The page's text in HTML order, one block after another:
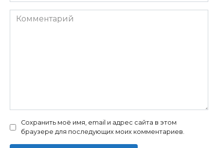
Комментарий
Сохранить моё имя, email и адрес сайта в этом
браузере для последующих моих комментариев.